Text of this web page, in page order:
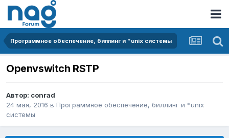
Программное обеспечение, биллинг и *unix системы
Openvswitch RSTP
Автор: conrad
24 мая, 2016 в Программное обеспечение, биллинг и *unix
системы